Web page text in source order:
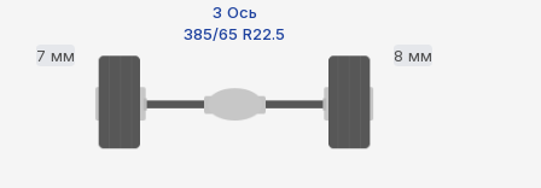
3 Ось
385/65 R22.5
7 мм
8 мм